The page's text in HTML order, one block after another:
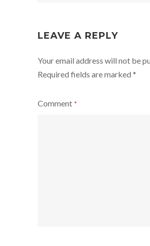
LEAVE A REPLY
Your email address will not be
Required fields are marked *
Comment *